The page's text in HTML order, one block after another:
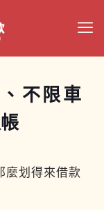
不限車
麼划得來借款